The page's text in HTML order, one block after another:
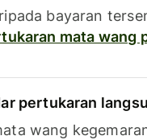
bayaran
mata wang
pertukaran
wang